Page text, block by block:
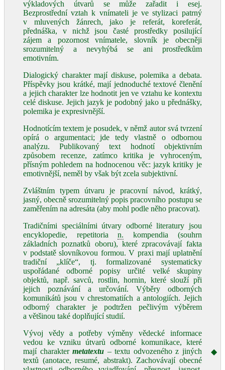
výkladových útvarů se může zařadit i esej.
Bezprostřední vztah k vnímateli je ve stylizaci patrný
v mluvených žánrech, jako je referát, koreferát,
přednáška, v nichž jsou časté prostředky posilující
zájem a pozornost vnímatele, slovník je obecněji
srozumitelný a nevyhýbá se ani prostředkům
emotivním.
Dialogický charakter mají diskuse, polemika a debata.
Příspěvky jsou krátké, mají jednoduché textové členění
a jejich charakter lze hodnotit jen ve vztahu ke kontextu
celé diskuse. Jejich jazyk je podobný jako u přednášky,
polemika je expresivnější.
Hodnotícím textem je posudek, v němž autor svá tvrzení
opírá o argumentaci; jde tedy vlastně o odbornou
analýzu. Publikovaný text hodnotí objektivním
způsobem recenze, zatímco kritika je vyhroceným,
přísným pohledem na hodnocenou věc: jazyk kritiky je
emotivnější, neměl by však být zcela subjektivní.
Zvláštním typem útvaru je pracovní návod, krátký,
jasný, obecně srozumitelný popis pracovního postupu se
zaměřením na adresáta (aby mohl podle něho pracovat).
Tradičními speciálními útvary odborné literatury jsou
encyklopedie, repetitorian. kompendia (souhrn
základních poznatků oboru), které zpracovávají fakta
v podstatě slovníkovou formou. V praxi mají uplatnění
tradiční „klíče“, tj. formalizované systematicky
uspořádané odborné popisy určité velké skupiny
objektů, např. savců, rostlin, hornin, které slouží při
jejich poznávání a určování. Výběry odborných
komunikátů jsou v chrestomatiích a antologiích. Jejich
odborný charakter je podtržen pečlivým výběrem
a většinou také doplňující studií.
Vývoj vědy a potřeby výměny vědecké informace
vedou ke vzniku útvarů odborné komunikace, které
mají charaktermetatextu – textu odvozeného z jiných
textů (anotace, resumé, abstrakt). Zachovávají obecné
◆